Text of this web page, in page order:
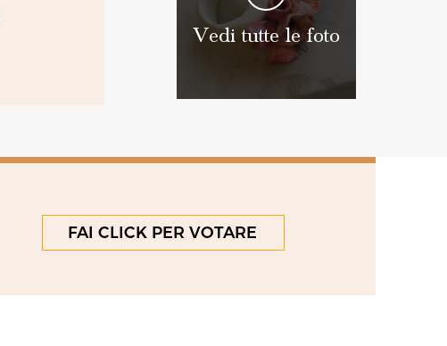
Vedi tutte le foto
FAI CLICK PER VOTARE